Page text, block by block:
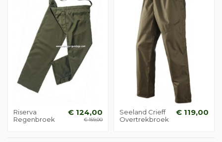
Riserva
Regenbroek
€ 124,00
€ 159,00
Seeland Crieff
Overtrekbroek
€ 119,00